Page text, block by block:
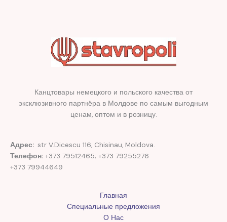
Канцтовары немецкого и польского качества от
эксклюзивного партнёра в Молдове по самым выгодным
ценам, оптом и в розницу.
Адрес: str V.Dicescu 116, Chisinau, Moldova.
Телефон: +373 79512465; +373 79255276
+373 79944649
Главная
Специальные предложения
О Нас